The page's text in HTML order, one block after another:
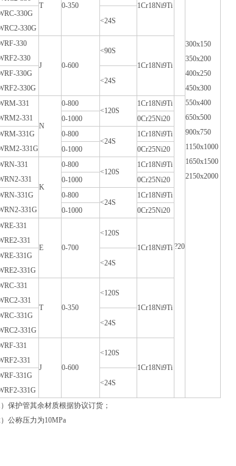
300x150
350x200
400x250
450x300
550x400
650x500
900x750
1150x1000
1650x1500
2150x2000
T
0-350
1Cr18Ni9Ti
330G
330G
<24S
330
330
J
0-600
<90S
1Cr18Ni9Ti
330G
330G
<24S
331
331
N
0-800
<120S
1Cr18Ni9Ti
?20
0-1000
0Cr25Ni20
331G
331G
0-800
<24S
1Cr18Ni9Ti
0-1000
0Cr25Ni20
331
331
K
0-800
<120S
1Cr18Ni9Ti
0-1000
0Cr25Ni20
331G
331G
0-800
<24S
1Cr18Ni9Ti
0-1000
0Cr25Ni20
331
331
E
0-700
<120S
1Cr18Ni9Ti
331G
331G
<24S
331
331
T
0-350
<120S
1Cr18Ni9Ti
331G
331G
<24S
331
331
J
0-600
<120S
1Cr18Ni9Ti
331G
331G
<24S
保护管其余材质根据协议订货；
公称压力为10MPa